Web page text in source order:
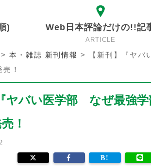
) Web日本評論だけの!!記
ARTICLE
>本・雑誌 新刊情報 >
【新刊】『ヤ
！
ヤバい医学部 なぜ最強
！